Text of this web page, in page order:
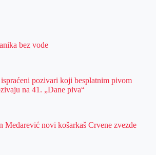
bez vode
ispraćeni pozivari koji besplatnim pivom
na 41. „Dane piva“
Medarević novi košarkaš Crvene zvezde